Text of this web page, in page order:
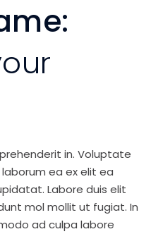
in. Voluptate
ea ex elit ea
Labore duis elit
mol mollit ut fugiat. In
ad culpa labore